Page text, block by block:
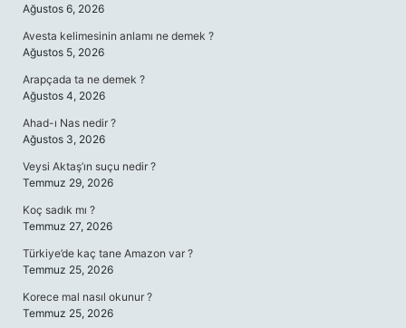
Ağustos 6, 2026
Avesta kelimesinin anlamı ne demek ?
Ağustos 5, 2026
Arapçada ta ne demek ?
Ağustos 4, 2026
Ahad-ı Nas nedir ?
Ağustos 3, 2026
Veysi Aktaş’ın suçu nedir ?
Temmuz 29, 2026
Koç sadık mı ?
Temmuz 27, 2026
Türkiye’de kaç tane Amazon var ?
Temmuz 25, 2026
Korece mal nasıl okunur ?
Temmuz 25, 2026